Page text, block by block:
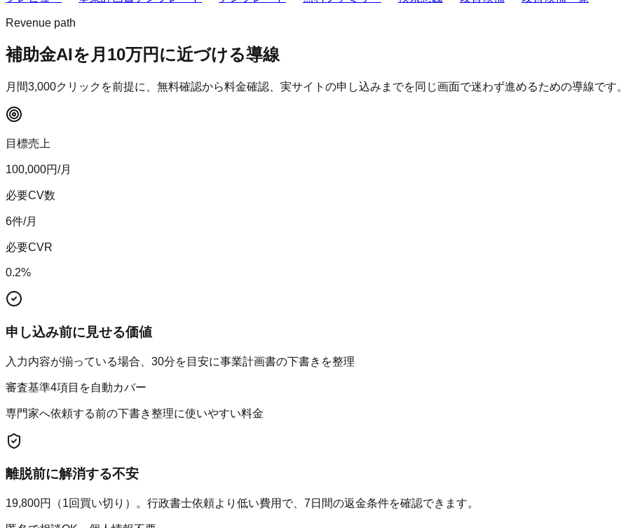
Revenue path
補助金AIを月10万円に近づける導線
月間3,000クリックを前提に、無料確認から料金確認、実サイトの申し込みまでを同じ画面で迷わず進めるための導線です。
目標売上
100,000円/月
必要CV数
6件/月
必要CVR
0.2%
申し込み前に見せる価値
入力内容が揃っている場合、30分を目安に事業計画書の下書きを整理
審査基準4項目を自動カバー
専門家へ依頼する前の下書き整理に使いやすい料金
離脱前に解消する不安
19,800円（1回買い切り）。行政書士依頼より低い費用で、7日間の返金条件を確認できます。